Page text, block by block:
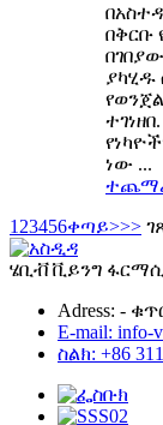
በቅርቡ
ያካሂዱ
ነው ...
1 23456ቀጣይ>>>
ሄቢቭ ቪይንግ
Adress: -
E-mail: info-
ስልክ: +86